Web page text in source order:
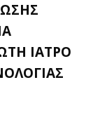
ΙΑΤΡΟ